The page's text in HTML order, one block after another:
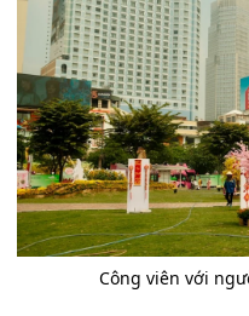
Công viên với